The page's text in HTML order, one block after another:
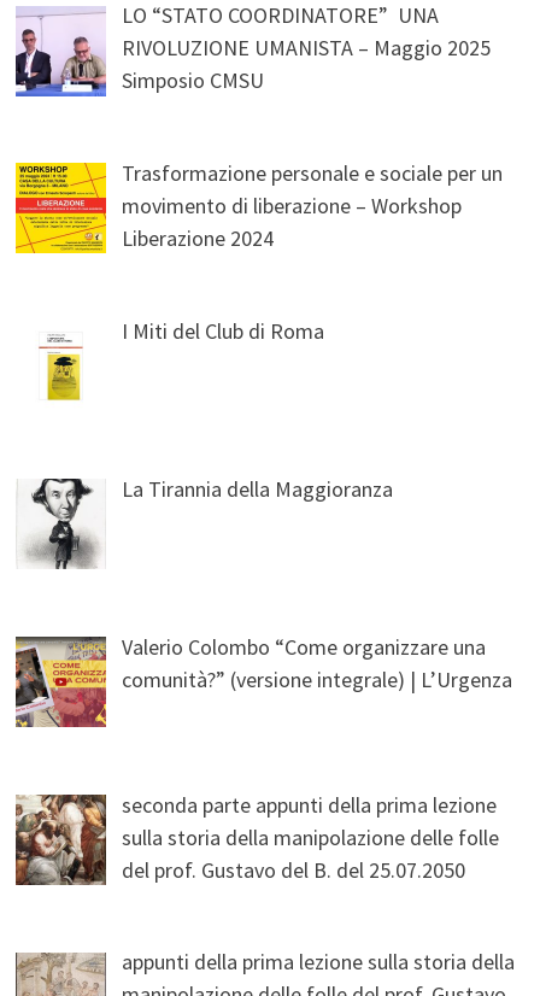
LO “STATO COORDINATORE” UNA
RIVOLUZIONE UMANISTA – Maggio 2025
Simposio CMSU
Trasformazione personale e sociale per un
movimento di liberazione – Workshop
Liberazione 2024
I Miti del Club di Roma
La Tirannia della Maggioranza
Valerio Colombo “Come organizzare una
comunità?” (versione integrale) | L’Urgenza
seconda parte appunti della prima lezione
sulla storia della manipolazione delle folle
del prof. Gustavo del B. del 25.07.2050
appunti della prima lezione sulla storia della